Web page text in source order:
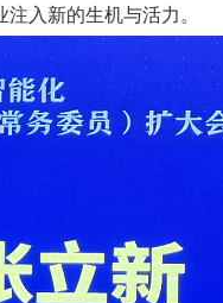
入新的生机与活力。